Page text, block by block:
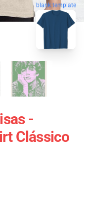
blank template
-
Clássico